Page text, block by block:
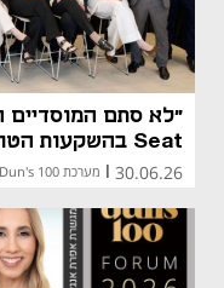
Seat בהשקעות הטובות בעולם"
30.06.26 מערכת Dun's 100